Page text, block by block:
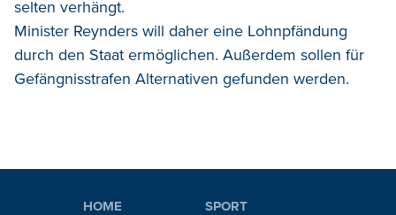
selten verhängt.
Minister Reynders will daher eine Lohnpfändung
durch den Staat ermöglichen. Außerdem sollen für
Gefängnisstrafen Alternativen gefunden werden.
HOME
SPORT